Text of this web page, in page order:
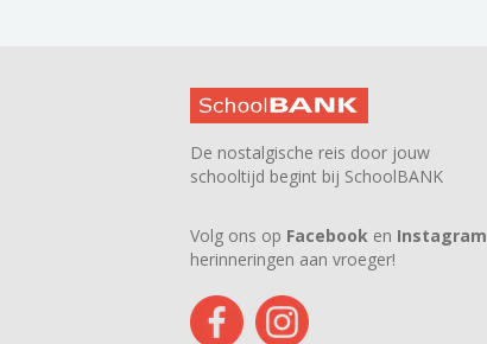
De nostalgische reis door jouw
schooltijd begint bij SchoolBANK
Volg ons op Facebook en Instagram
herinneringen aan vroeger!